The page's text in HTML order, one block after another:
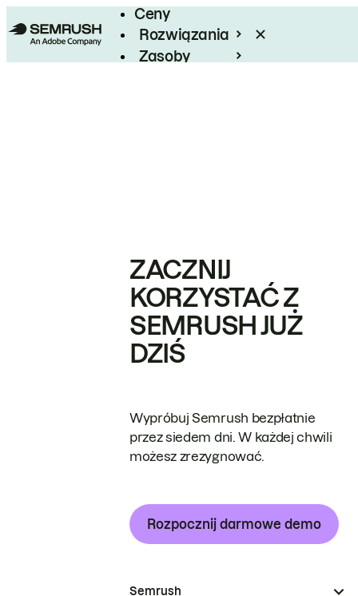
Ceny
Rozwiązania
Zasoby
ZACZNIJ
KORZYSTAĆ Z
SEMRUSH JUŻ
DZIŚ
Wypróbuj Semrush bezpłatnie
przez siedem dni. W każdej chwili
możesz zrezygnować.
Rozpocznij darmowe demo
Semrush